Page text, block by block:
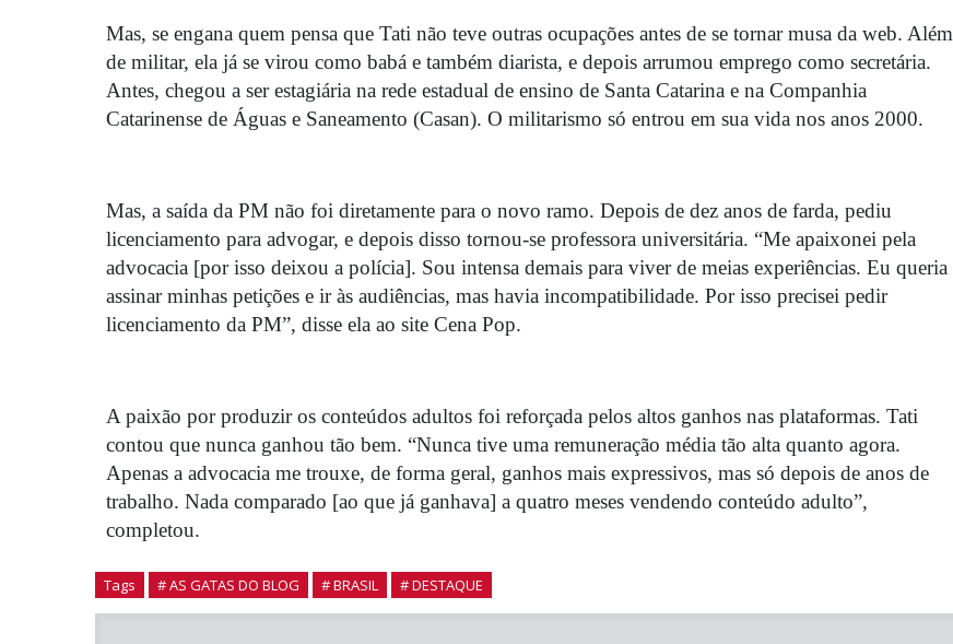
Mas, se engana quem pensa que Tati não teve outras ocupações antes de se tornar musa da web. Além
de militar, ela já se virou como babá e também diarista, e depois arrumou emprego como secretária.
Antes, chegou a ser estagiária na rede estadual de ensino de Santa Catarina e na Companhia
Catarinense de Águas e Saneamento (Casan). O militarismo só entrou em sua vida nos anos 2000.
Mas, a saída da PM não foi diretamente para o novo ramo. Depois de dez anos de farda, pediu
licenciamento para advogar, e depois disso tornou-se professora universitária. “Me apaixonei pela
advocacia [por isso deixou a polícia]. Sou intensa demais para viver de meias experiências. Eu queria
assinar minhas petições e ir às audiências, mas havia incompatibilidade. Por isso precisei pedir
licenciamento da PM”, disse ela ao site Cena Pop.
A paixão por produzir os conteúdos adultos foi reforçada pelos altos ganhos nas plataformas. Tati
contou que nunca ganhou tão bem. “Nunca tive uma remuneração média tão alta quanto agora.
Apenas a advocacia me trouxe, de forma geral, ganhos mais expressivos, mas só depois de anos de
trabalho. Nada comparado [ao que já ganhava] a quatro meses vendendo conteúdo adulto”,
completou.
Tags # AS GATAS DO BLOG # BRASIL # DESTAQUE